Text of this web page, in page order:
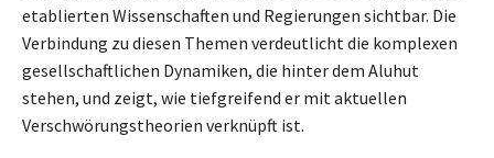
etablierten Wissenschaften und Regierungen sichtbar. Die
Verbindung zu diesen Themen verdeutlicht die komplexen
gesellschaftlichen Dynamiken, die hinter dem Aluhut
stehen, und zeigt, wie tiefgreifend er mit aktuellen
Verschwörungstheorien verknüpft ist.